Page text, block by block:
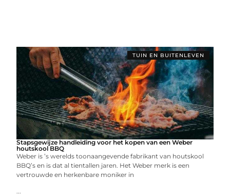
TUIN EN BUITENLEVEN
Stapsgewijze handleiding voor het kopen van een Weber
houtskool BBQ
Weber is ’s werelds toonaangevende fabrikant van houtskool
BBQ’s en is dat al tientallen jaren. Het Weber merk is een
vertrouwde en herkenbare moniker in
...